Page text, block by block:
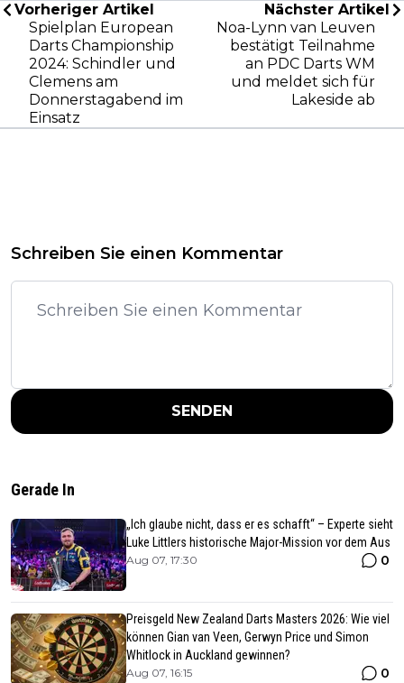
Vorheriger Artikel
Spielplan European
Darts Championship
2024: Schindler und
Clemens am
Donnerstagabend im
Einsatz
Nächster Artikel
Noa-Lynn van Leuven
bestätigt Teilnahme
an PDC Darts WM
und meldet sich für
Lakeside ab
Schreiben Sie einen Kommentar
SENDEN
Gerade In
„Ich glaube nicht, dass er es schafft“ – Experte sieht
Luke Littlers historische Major-Mission vor dem Aus
Aug 07, 17:30 0
Preisgeld New Zealand Darts Masters 2026: Wie viel
können Gian van Veen, Gerwyn Price und Simon
Whitlock in Auckland gewinnen?
Aug 07, 16:15 0